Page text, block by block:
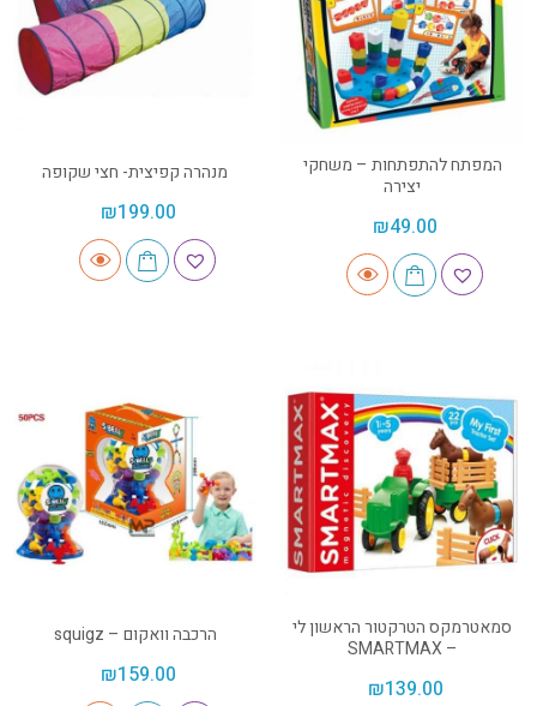
המפתח להתפתחות – משחקי
יצירה
₪49.00
מנהרה קפיצית- חצי שקופה
₪199.00
סמאטרמקס הטרקטור הראשון לי
– SMARTMAX
₪139.00
הרכבה וואקום – squigz
₪159.00